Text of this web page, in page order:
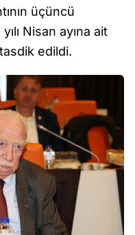
üçüncü
Nisan ayına ait
edildi.